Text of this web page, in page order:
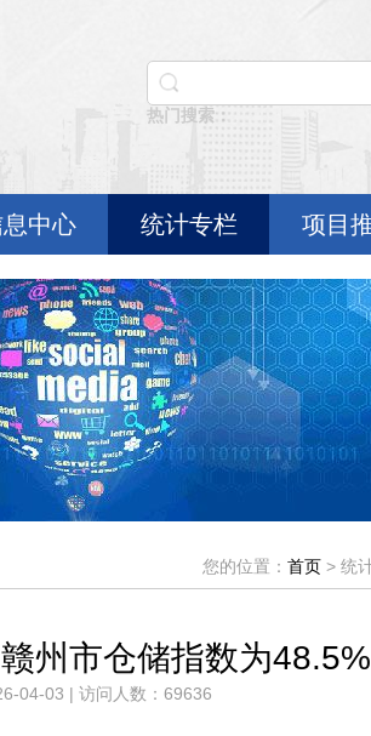
热门搜索：
中心 统计专栏 项目
您的位置： 首页 > 统
州市仓储指数为48.5%
04-03 | 访问人数：69636